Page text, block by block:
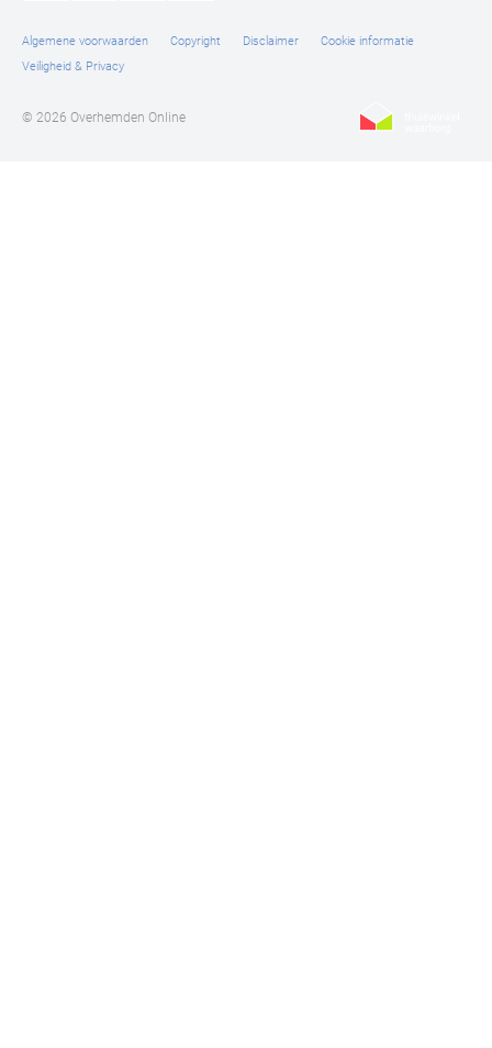
Algemene voorwaarden Copyright Disclaimer
Cookie informatie
Veiligheid & Privacy
© 2026 Overhemden Online